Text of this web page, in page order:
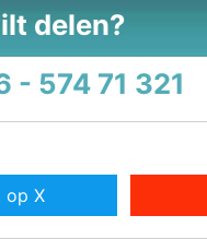
delen?
- 574 71 321
op X